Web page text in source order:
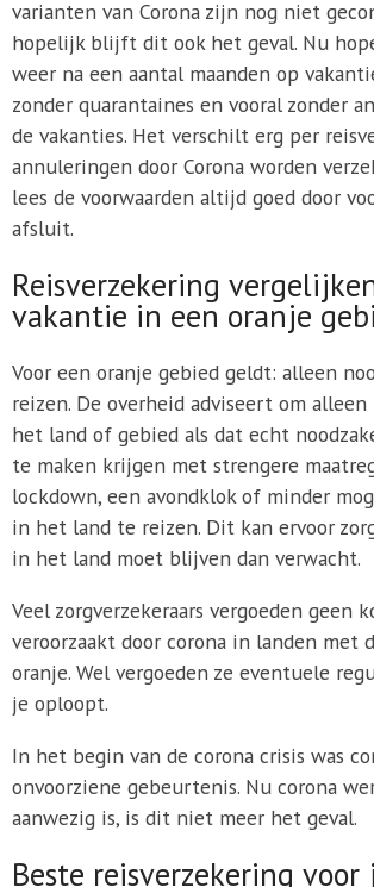
varianten van Corona zijn nog niet
hopelijk blijft dit ook het geval. Nu
weer na een aantal maanden op
zonder quarantaines en vooral zonder
de vakanties. Het verschilt erg per
annuleringen door Corona worden
lees de voorwaarden altijd goed door
afsluit.
Reisverzekering
vakantie in een oranje
Voor een oranje gebied geldt: alleen
reizen. De overheid adviseert om
het land of gebied als dat echt
te maken krijgen met strengere
lockdown, een avondklok of minder
in het land te reizen. Dit kan ervoor
in het land moet blijven dan verwacht.
Veel zorgverzekeraars vergoeden geen
veroorzaakt door corona in landen met
oranje. Wel vergoeden ze eventuele
je oploopt.
In het begin van de corona crisis was
onvoorziene gebeurtenis. Nu corona
aanwezig is, is dit niet meer het geval.
Beste reisverzekering voor